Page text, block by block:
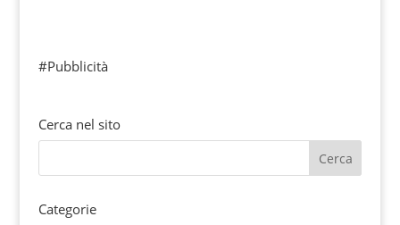
#Pubblicità
Cerca nel sito
Categorie